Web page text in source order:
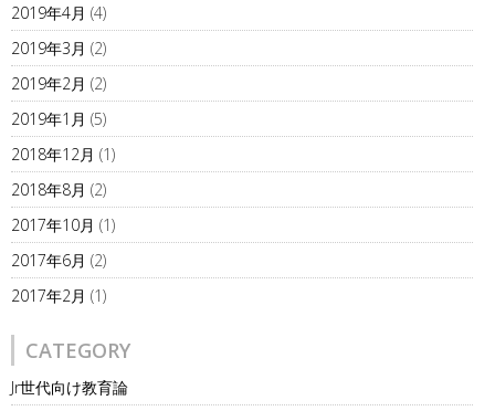
2019年4月 (4)
2019年3月 (2)
2019年2月 (2)
2019年1月 (5)
2018年12月 (1)
2018年8月 (2)
2017年10月 (1)
2017年6月 (2)
2017年2月 (1)
CATEGORY
Jr世代向け教育論